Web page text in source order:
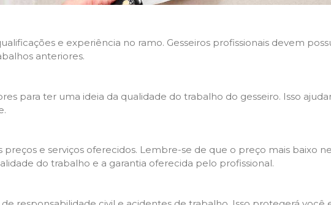
e experiência no ramo. Gesseiros profissionais devem
anteriores.
para ter uma ideia da qualidade do trabalho do gesseiro. Isso
e serviços oferecidos. Lembre-se de que o preço mais baixo
do trabalho e a garantia oferecida pelo profissional.